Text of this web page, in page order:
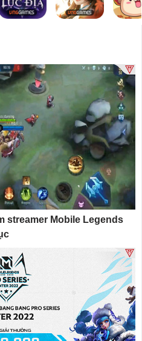
streamer Mobile Legends